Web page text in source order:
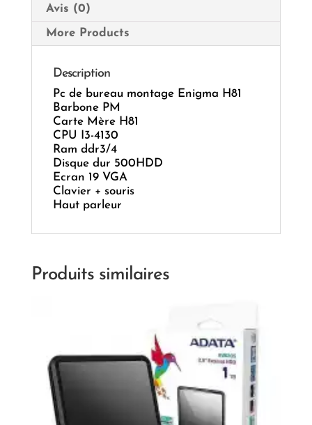
Avis (0)
More Products
Description
Pc de bureau montage Enigma H81
Barbone PM
Carte Mère H81
CPU I3-4130
Ram ddr3/4
Disque dur 500HDD
Ecran 19 VGA
Clavier + souris
Haut parleur
Produits similaires